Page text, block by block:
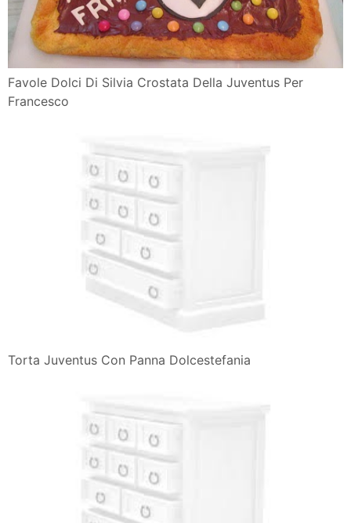
Favole Dolci Di Silvia Crostata Della Juventus Per
Francesco
Torta Juventus Con Panna Dolcestefania